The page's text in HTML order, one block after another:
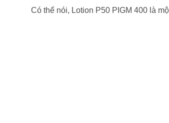
Có thể nói, Lotion P50 PIGM 400 là